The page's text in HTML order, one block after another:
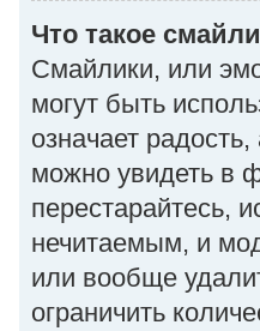
Что такое
Смайлики, или
могут быть
означает
можно увидеть в
перестарайтесь,
нечитаемым, и
или вообще
ограничить